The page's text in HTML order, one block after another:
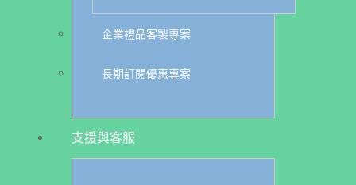
企業禮品客製專案
長期訂閱優惠專案
支援與客服